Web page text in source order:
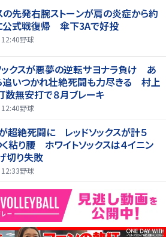
の先発右腕ストーンが肩の炎症から約
公式戦復帰 傘下3Aで好投
野球
ックスが悪夢の逆転サヨナラ負け あ
追いつかれ壮絶死闘も力尽きる 村上
数無安打で８月ブレーキ
野球
超絶死闘に レッドソックスが計５
く粘り腰 ホワイトソックスは４イニン
切り失敗
野球